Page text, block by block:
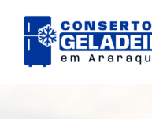
para